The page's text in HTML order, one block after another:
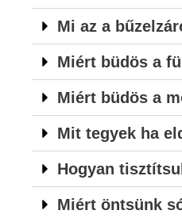
Mi az a
Miért büdös a
Miért büdös a
Mit tegyek ha
Hogyan
Miért öntsünk